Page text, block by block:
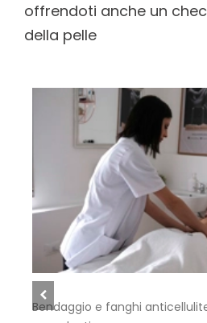
offrendoti anche un
della pelle
Bendaggio e fanghi